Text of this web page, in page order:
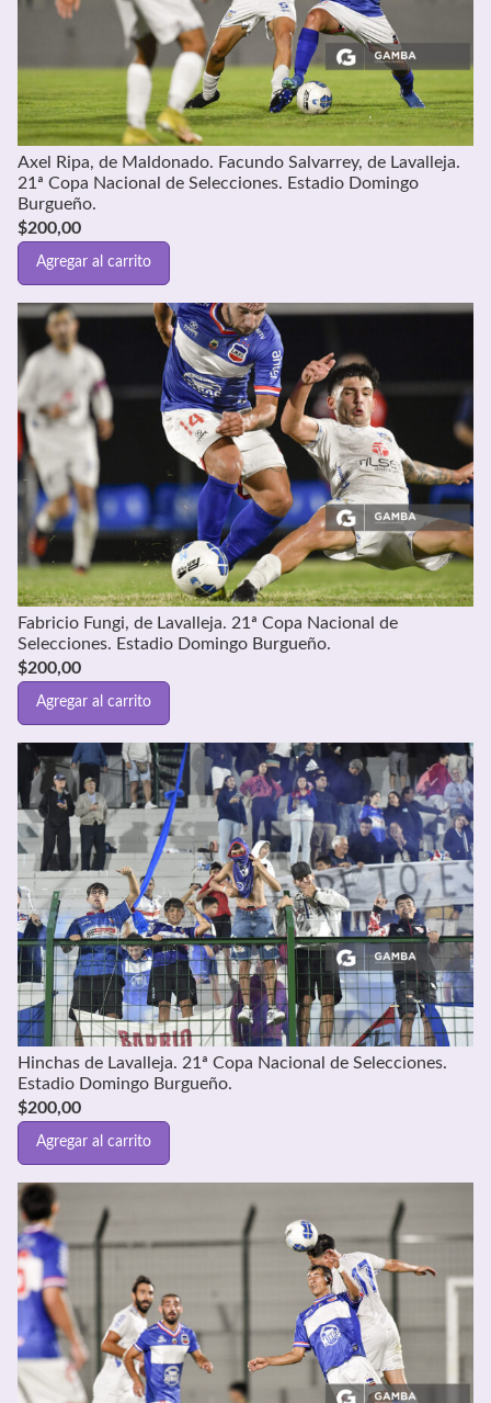
Axel Ripa, de Maldonado. Facundo Salvarrey, de Lavalleja.
21ª Copa Nacional de Selecciones. Estadio Domingo
Burgueño.
$200,00
Agregar al carrito
Fabricio Fungi, de Lavalleja. 21ª Copa Nacional de
Selecciones. Estadio Domingo Burgueño.
$200,00
Agregar al carrito
Hinchas de Lavalleja. 21ª Copa Nacional de Selecciones.
Estadio Domingo Burgueño.
$200,00
Agregar al carrito